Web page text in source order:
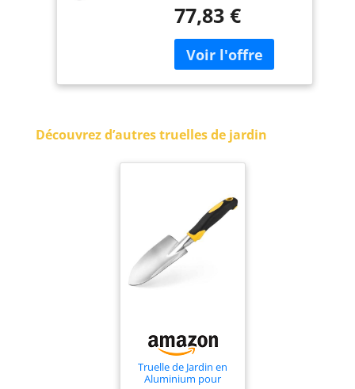
creuser. A une et
scientifiquement
conçus pour prévenir
la formation
d'aluminium Mesure
lame mesure 14 x 7,6
77,83 €
Découvrez d’autres truelles de jardin
Truelle de Jardin en
Aluminium pour